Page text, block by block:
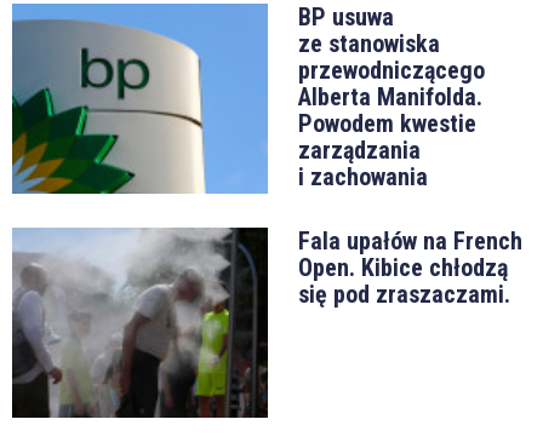
BP usuwa
ze stanowiska
przewodniczącego
Alberta Manifolda.
Powodem kwestie
zarządzania
i zachowania
Fala upałów na French
Open. Kibice chłodzą
się pod zraszaczami.